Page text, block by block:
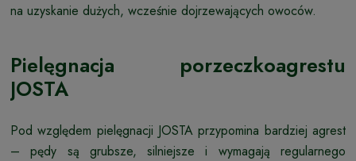
na uzyskanie dużych, wcześnie dojrzewających owoców.
Pielęgnacja porzeczkoagrestu
JOSTA
Pod względem pielęgnacji JOSTA przypomina bardziej agrest
– pędy są grubsze, silniejsze i wymagają regularnego